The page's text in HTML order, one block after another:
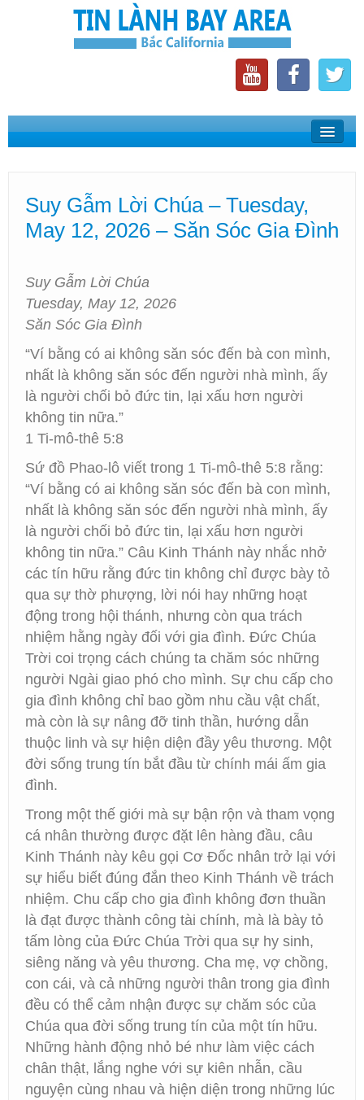
Home
Phát Thanh Tin Lành Bay Area
Các Hội Thánh Bắc California
Suy Gẫm Lời Chúa – Tuesday,
May 12, 2026 – Săn Sóc Gia Đình
Suy Gẫm Lời Chúa
Tuesday, May 12, 2026
Săn Sóc Gia Đình
“Ví bằng có ai không săn sóc đến bà con mình,
nhất là không săn sóc đến người nhà mình, ấy
là người chối bỏ đức tin, lại xấu hơn người
không tin nữa.”
1 Ti-mô-thê 5:8
Sứ đồ Phao-lô viết trong 1 Ti-mô-thê 5:8 rằng:
“Ví bằng có ai không săn sóc đến bà con mình,
nhất là không săn sóc đến người nhà mình, ấy
là người chối bỏ đức tin, lại xấu hơn người
không tin nữa.” Câu Kinh Thánh này nhắc nhở
các tín hữu rằng đức tin không chỉ được bày tỏ
qua sự thờ phượng, lời nói hay những hoạt
động trong hội thánh, nhưng còn qua trách
nhiệm hằng ngày đối với gia đình. Đức Chúa
Trời coi trọng cách chúng ta chăm sóc những
người Ngài giao phó cho mình. Sự chu cấp cho
gia đình không chỉ bao gồm nhu cầu vật chất,
mà còn là sự nâng đỡ tinh thần, hướng dẫn
thuộc linh và sự hiện diện đầy yêu thương. Một
đời sống trung tín bắt đầu từ chính mái ấm gia
đình.
Trong một thế giới mà sự bận rộn và tham vọng
cá nhân thường được đặt lên hàng đầu, câu
Kinh Thánh này kêu gọi Cơ Đốc nhân trở lại với
sự hiểu biết đúng đắn theo Kinh Thánh về trách
nhiệm. Chu cấp cho gia đình không đơn thuần
là đạt được thành công tài chính, mà là bày tỏ
tấm lòng của Đức Chúa Trời qua sự hy sinh,
siêng năng và yêu thương. Cha mẹ, vợ chồng,
con cái, và cả những người thân trong gia đình
đều có thể cảm nhận được sự chăm sóc của
Chúa qua đời sống trung tín của một tín hữu.
Những hành động nhỏ bé như làm việc cách
chân thật, lắng nghe với sự kiên nhẫn, cầu
nguyện cùng nhau và hiện diện trong những lúc